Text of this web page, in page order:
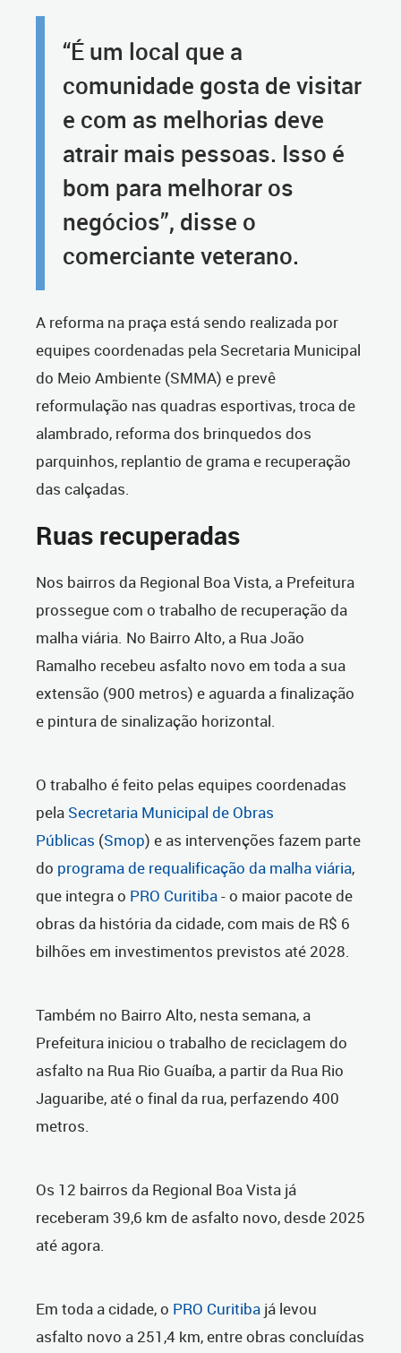
“É um local que a
comunidade gosta de visitar
e com as melhorias deve
atrair mais pessoas. Isso é
bom para melhorar os
negócios”, disse o
comerciante veterano.
A reforma na praça está sendo realizada por
equipes coordenadas pela Secretaria Municipal
do Meio Ambiente (SMMA) e prevê
reformulação nas quadras esportivas, troca de
alambrado, reforma dos brinquedos dos
parquinhos, replantio de grama e recuperação
das calçadas.
Ruas recuperadas
Nos bairros da Regional Boa Vista, a Prefeitura
prossegue com o trabalho de recuperação da
malha viária. No Bairro Alto, a Rua João
Ramalho recebeu asfalto novo em toda a sua
extensão (900 metros) e aguarda a finalização
e pintura de sinalização horizontal.
O trabalho é feito pelas equipes coordenadas
pela Secretaria Municipal de Obras
Públicas (Smop) e as intervenções fazem parte
do programa de requalificação da malha viária,
que integra o PRO Curitiba- o maior pacote de
obras da história da cidade, com mais de R$ 6
bilhões em investimentos previstos até 2028.
Também no Bairro Alto, nesta semana, a
Prefeitura iniciou o trabalho de reciclagem do
asfalto na Rua Rio Guaíba, a partir da Rua Rio
Jaguaribe, até o final da rua, perfazendo 400
metros.
Os 12 bairros da Regional Boa Vista já
receberam 39,6 km de asfalto novo, desde 2025
até agora.
Em toda a cidade, o PRO Curitiba já levou
asfalto novo a 251,4 km, entre obras concluídas